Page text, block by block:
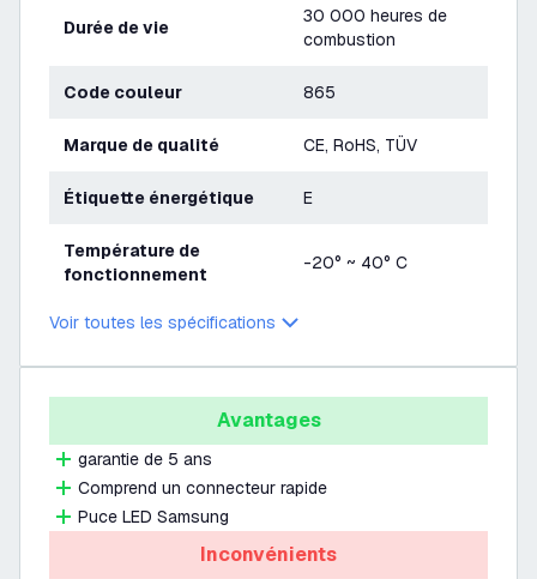
Durée de vie
30 000 heures de
combustion
Code couleur 865
Marque de qualité CE, RoHS, TÜV
Étiquette énergétique E
Température de
fonctionnement
-20° ~ 40° C
Voir toutes les spécifications
Avantages
garantie de 5 ans
Comprend un connecteur rapide
Puce LED Samsung
Inconvénients